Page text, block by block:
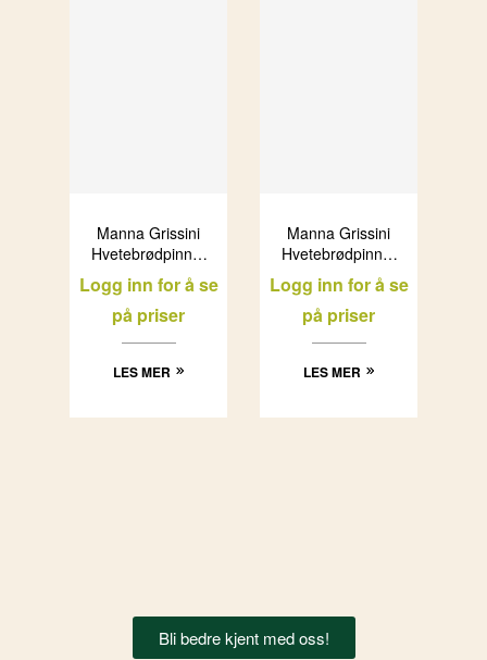
Manna Grissini
Hvetebrødpinner
med sesamfrø
(12x160g)
Logg inn for å se
på priser
LES MER
Manna Grissini
Hvetebrødpinner
med solsikkrfrø
(12x250g)
Logg inn for å se
på priser
LES MER
Bli bedre kjent med oss!